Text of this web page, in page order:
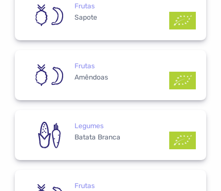
Frutas
Sapote
Frutas
Amêndoas
Legumes
Batata Branca
Frutas